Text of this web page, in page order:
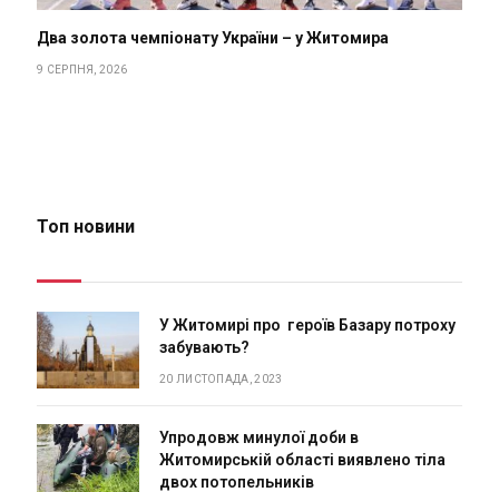
Два золота чемпіонату України – у Житомира
9 СЕРПНЯ, 2026
Топ новини
У Житомирі про героїв Базару потроху
забувають?
20 ЛИСТОПАДА, 2023
Упродовж минулої доби в
Житомирській області виявлено тіла
двох потопельників